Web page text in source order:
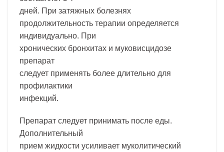
дней. При затяжных болезнях
продолжительность терапии определяется
индивидуально. При
хронических бронхитах и муковисцидозе
препарат
следует применять более длительно для
профилактики
инфекций.
Препарат следует принимать после еды.
Дополнительный
прием жидкости усиливает муколитический